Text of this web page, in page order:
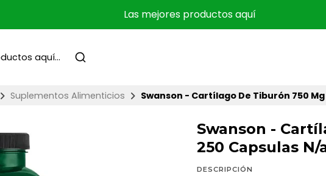
Las mejores productos aquí
Suplementos Alimenticios Swanson - Cartílago De Tiburón 750
Swanson -
250 Capsulas N/
DESCRIPCIÓN